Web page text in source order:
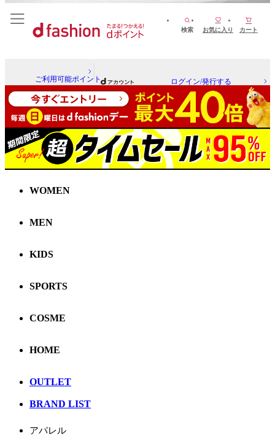
検索 お気に入り カート
ご利用可能ポイント ログイン/発行する
WOMEN
MEN
KIDS
SPORTS
COSME
HOME
OUTLET
BRAND LIST
アパレル